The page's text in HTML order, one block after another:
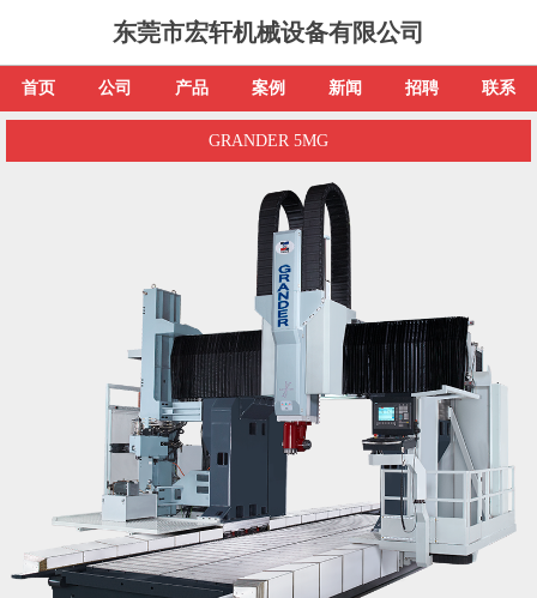
东莞市宏轩机械设备有限公司
首页 公司 产品 案例 新闻 招聘 联系
GRANDER 5MG